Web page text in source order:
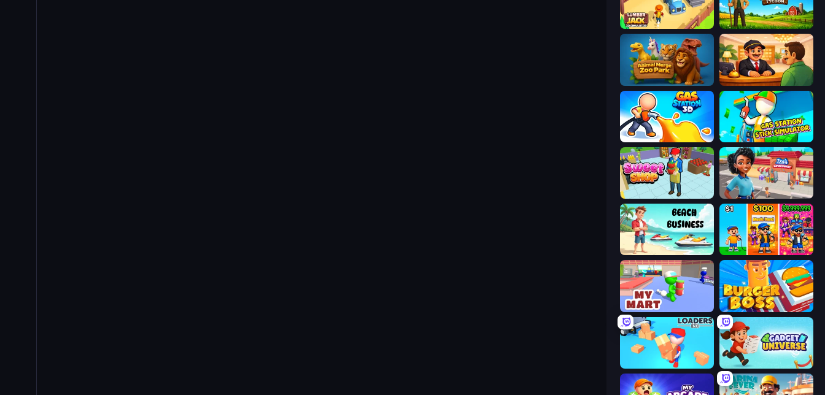
Lumberjack 3D Simulator Harvest Land Tycoon
Animal Merge Zoo Park
Gas Station 3D Gas Station - Stick Simulator
Sweet Shop 3D Iza's Supermarket
Beach Business Music Band
My Mart Burger Boss
Gadget Universe